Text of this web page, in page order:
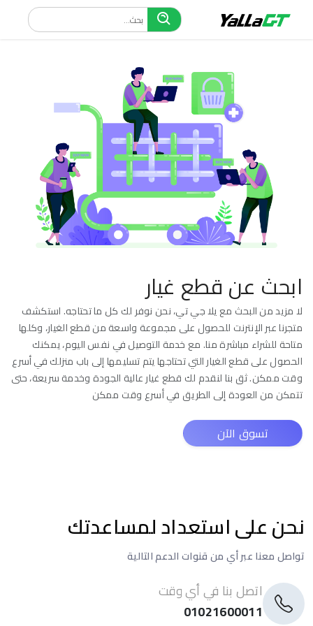
ابحث عن قطع غيار
لا مزيد من البحث مع يلا جي تي، نحن نوفر لك كل ما تحتاجه. استكشف
متجرنا عبر الإنترنت للحصول على مجموعة واسعة من قطع الغيار، وكلها
متاحة للشراء مباشرة منا. مع خدمة التوصيل في نفس اليوم، يمكنك
الحصول على قطع الغيار التي تحتاجها يتم تسليمها إلى باب منزلك في أسرع
وقت ممكن. ثق بنا لنقدم لك قطع غيار عالية الجودة وخدمة سريعة، حتى
تتمكن من العودة إلى الطريق في أسرع وقت ممكن
تسوق الآن
نحن على استعداد لمساعدتك
تواصل معنا عبر أي من قنوات الدعم التالية
اتصل بنا في أي وقت
01021600011
اسم